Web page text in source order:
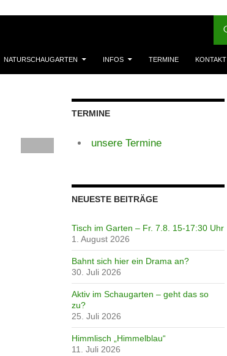
NATURSCHAUGARTEN INFOS TERMINE KONTAKT
TERMINE
unsere Termine
NEUESTE BEITRÄGE
Tisch im Garten – Fr. 7.8. 15-17:30 Uhr
1. August 2026
Bahnt sich hier ein Drama an?
30. Juli 2026
Aktiv im Schaugarten – geht das so
zu?
25. Juli 2026
Himmlisch „Himmelblau“
11. Juli 2026